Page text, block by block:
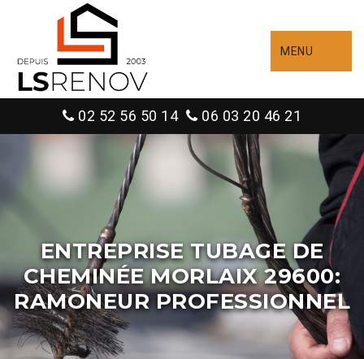
MENU
02 52 56 50 14 06 03 20 46 21
ENTREPRISE TUBAGE DE
CHEMINÉE MORLAIX 29600:
RAMONEUR PROFESSIONNEL